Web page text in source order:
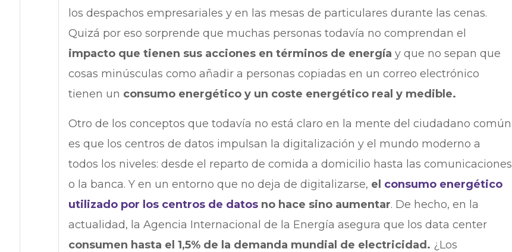
los despachos empresariales y en las mesas de particulares durante las cenas.
Quizá por eso sorprende que muchas personas todavía no comprendan el
impacto que tienen sus acciones en términos de energía y que no sepan que
cosas minúsculas como añadir a personas copiadas en un correo electrónico
tienen un consumo energético y un coste energético real y medible.
Otro de los conceptos que todavía no está claro en la mente del ciudadano común
es que los centros de datos impulsan la digitalización y el mundo moderno a
todos los niveles: desde el reparto de comida a domicilio hasta las comunicaciones
o la banca. Y en un entorno que no deja de digitalizarse, el consumo energético
utilizado por los centros de datos no hace sino aumentar. De hecho, en la
actualidad, la Agencia Internacional de la Energía asegura que los data center
consumen hasta el 1,5% de la demanda mundial de electricidad. ¿Los